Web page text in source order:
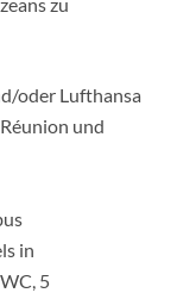
oder Lufthansa
und
in
5